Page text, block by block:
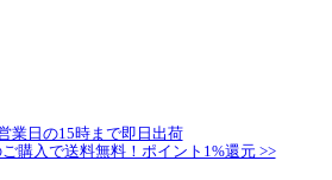
業日の15時まで即日出荷
購入で送料無料！ポイント1%還元 >>